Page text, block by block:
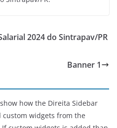
2024 do Sintrapav/PR
Banner 1
how the Direita Sidebar
custom widgets from the